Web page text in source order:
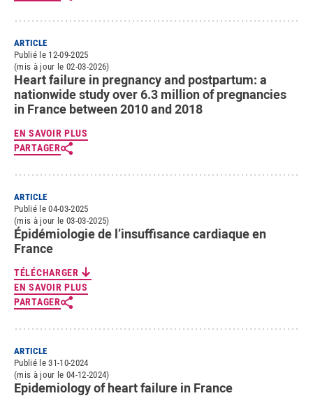
ARTICLE
Publié le 12-09-2025
(mis à jour le 02-03-2026)
Heart failure in pregnancy and postpartum: a
nationwide study over 6.3 million of pregnancies
in France between 2010 and 2018
EN SAVOIR PLUS
PARTAGER
ARTICLE
Publié le 04-03-2025
(mis à jour le 03-03-2025)
Épidémiologie de l’insuffisance cardiaque en
France
TÉLÉCHARGER
EN SAVOIR PLUS
PARTAGER
ARTICLE
Publié le 31-10-2024
(mis à jour le 04-12-2024)
Epidemiology of heart failure in France